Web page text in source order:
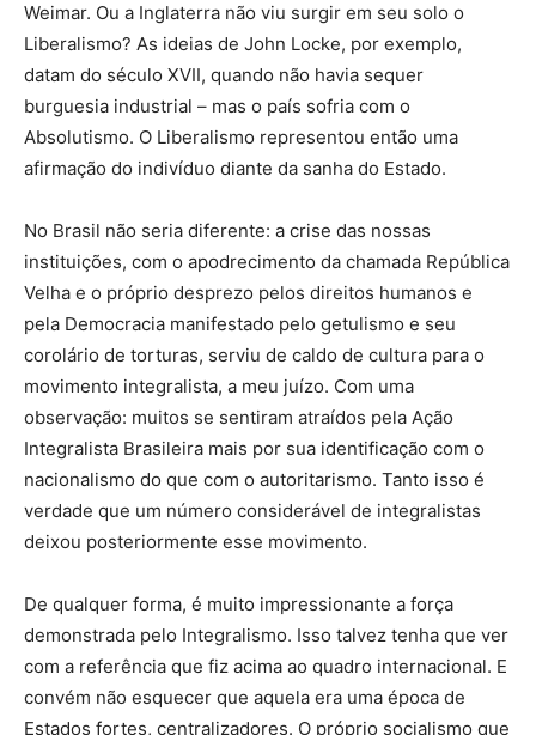
Weimar. Ou a Inglaterra não viu surgir em seu solo o
Liberalismo? As ideias de John Locke, por exemplo,
datam do século XVII, quando não havia sequer
burguesia industrial – mas o país sofria com o
Absolutismo. O Liberalismo representou então uma
afirmação do indivíduo diante da sanha do Estado.
No Brasil não seria diferente: a crise das nossas
instituições, com o apodrecimento da chamada República
Velha e o próprio desprezo pelos direitos humanos e
pela Democracia manifestado pelo getulismo e seu
corolário de torturas, serviu de caldo de cultura para o
movimento integralista, a meu juízo. Com uma
observação: muitos se sentiram atraídos pela Ação
Integralista Brasileira mais por sua identificação com o
nacionalismo do que com o autoritarismo. Tanto isso é
verdade que um número considerável de integralistas
deixou posteriormente esse movimento.
De qualquer forma, é muito impressionante a força
demonstrada pelo Integralismo. Isso talvez tenha que ver
com a referência que fiz acima ao quadro internacional. E
convém não esquecer que aquela era uma época de
Estados fortes, centralizadores. O próprio socialismo que